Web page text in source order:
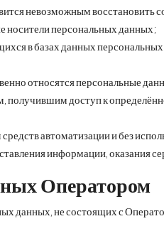
невозможным
носители персональных данных;
в базах данных
относятся персональные
получившим доступ к
автоматизации и без
информации, оказания
Оператором
данных, не состоящих с